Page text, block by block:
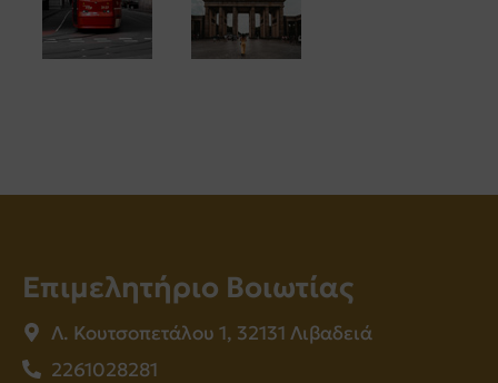
Επιμελητήριο Βοιωτίας
Λ. Κουτσοπετάλου 1, 32131 Λιβαδειά
2261028281